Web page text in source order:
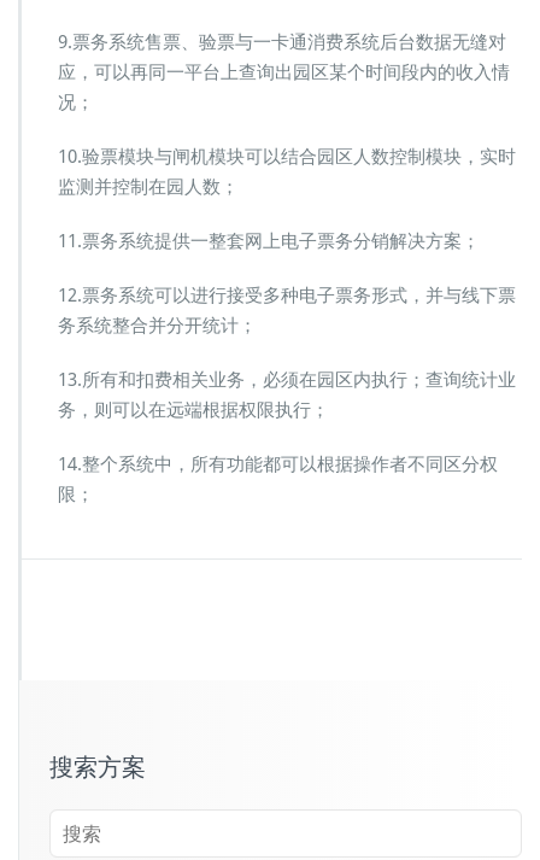
9.票务系统售票、验票与一卡通消费系统后台数据无缝对
应，可以再同一平台上查询出园区某个时间段内的收入情
况；
10.验票模块与闸机模块可以结合园区人数控制模块，实时
监测并控制在园人数；
11.票务系统提供一整套网上电子票务分销解决方案；
12.票务系统可以进行接受多种电子票务形式，并与线下票
务系统整合并分开统计；
13.所有和扣费相关业务，必须在园区内执行；查询统计业
务，则可以在远端根据权限执行；
14.整个系统中，所有功能都可以根据操作者不同区分权
限；
搜索方案